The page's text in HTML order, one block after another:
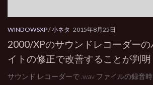
WINDOWSXP/小ネタ 2015年8月25日
2000/XPのサウンドレコーダー
イトの修正で改善することが判明
サウンド レコーダーで .wav ファイルの録音時